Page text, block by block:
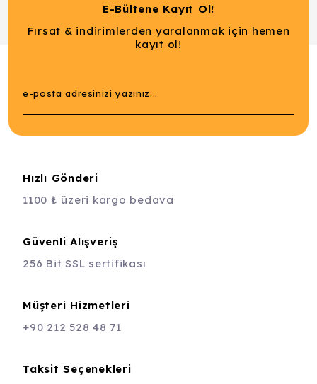
E-Bültene Kayıt Ol!
Fırsat & indirimlerden yaralanmak için hemen
kayıt ol!
Hızlı Gönderi
1100 ₺ üzeri kargo bedava
Güvenli Alışveriş
256 Bit SSL sertifikası
Müşteri Hizmetleri
+90 212 528 48 71
Taksit Seçenekleri